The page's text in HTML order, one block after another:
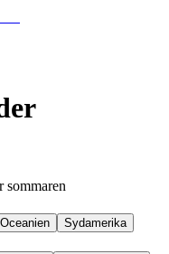
sommaren
Oceanien
Sydamerika